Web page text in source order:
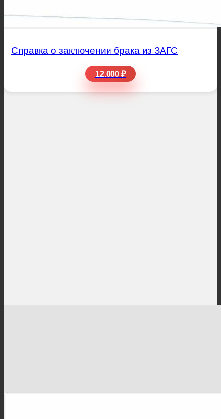
Справка о заключении брака из ЗАГС
12.000 ₽